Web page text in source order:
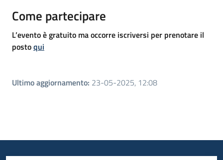
Come partecipare
L’evento è gratuito ma occorre iscriversi per prenotare il
postoqui
Ultimo aggiornamento: 23-05-2025, 12:08